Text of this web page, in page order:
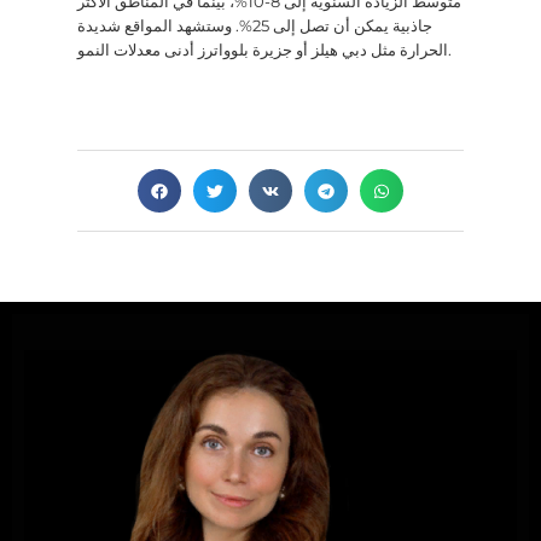
جاذبية يمكن أن تصل إلى 25%. وستشهد المواقع شديدة
الحرارة مثل دبي هيلز أو جزيرة بلوواترز أدنى معدلات النمو.